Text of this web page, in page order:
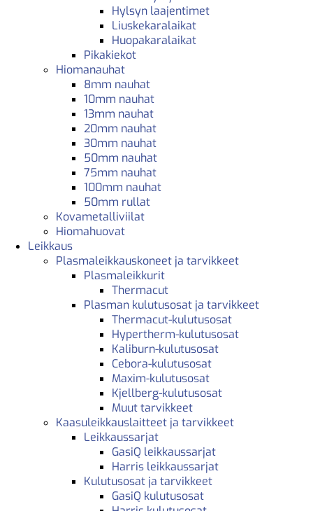
Hylsyn laajentimet
Liuskekaralaikat
Huopakaralaikat
Pikakiekot
Hiomanauhat
8mm nauhat
10mm nauhat
13mm nauhat
20mm nauhat
30mm nauhat
50mm nauhat
75mm nauhat
100mm nauhat
50mm rullat
Kovametalliviilat
Hiomahuovat
Leikkaus
Plasmaleikkauskoneet ja tarvikkeet
Plasmaleikkurit
Thermacut
Plasman kulutusosat ja tarvikkeet
Thermacut-kulutusosat
Hypertherm-kulutusosat
Kaliburn-kulutusosat
Cebora-kulutusosat
Maxim-kulutusosat
Kjellberg-kulutusosat
Muut tarvikkeet
Kaasuleikkauslaitteet ja tarvikkeet
Leikkaussarjat
GasiQ leikkaussarjat
Harris leikkaussarjat
Kulutusosat ja tarvikkeet
GasiQ kulutusosat